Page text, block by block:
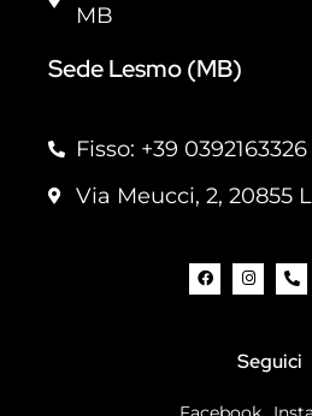
MB
Sede Lesmo (MB)
Fisso: +39 0392163326
Via Meucci, 2, 20855
Seguici